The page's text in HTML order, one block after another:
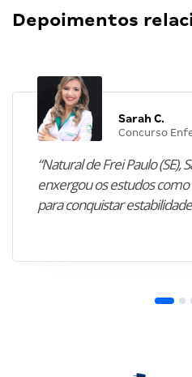
Depoimentos
Sarah C.
Concurso
“Natural de Frei Paulo (SE),
enxergou os estudos
para conquistar